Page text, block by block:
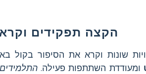
הקצה תפקידים
שונות וקרא את הסיפור בקול
ומעודדת השתתפות פעילה.